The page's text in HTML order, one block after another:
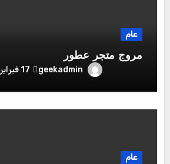
عام
مروج متجر عطور
geekadmin 17 فبراير، 2026
عام